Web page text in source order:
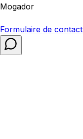
Mogador
Formulaire de contact